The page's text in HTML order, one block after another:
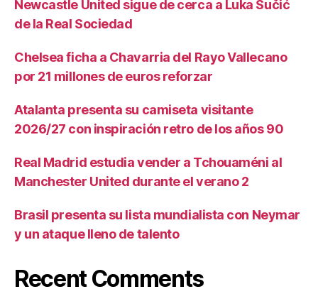
Newcastle United sigue de cerca a Luka Sučić
de la Real Sociedad
Chelsea ficha a Chavarria del Rayo Vallecano
por 21 millones de euros reforzar
Atalanta presenta su camiseta visitante
2026/27 con inspiración retro de los años 90
Real Madrid estudia vender a Tchouaméni al
Manchester United durante el verano 2
Brasil presenta su lista mundialista con Neymar
y un ataque lleno de talento
Recent Comments